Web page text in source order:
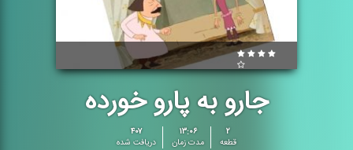
جارو به پارو خورده
۲
قطعه
۱۳:۰۶
مدت زمان
۴۰۷
دریافت شده